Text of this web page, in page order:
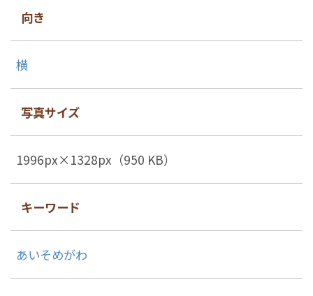
向き
横
写真サイズ
1996px×1328px（950 KB）
キーワード
あいそめがわ